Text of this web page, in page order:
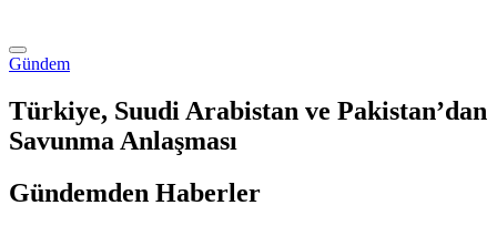
Gündem
Türkiye, Suudi Arabistan ve Pakistan’dan
Savunma Anlaşması
Gündemden Haberler